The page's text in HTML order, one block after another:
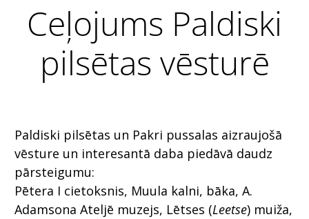
Ceļojums Paldiski
pilsētas vēsturē
Paldiski pilsētas un Pakri pussalas aizraujošā
vēsture un interesantā daba piedāvā daudz
pārsteigumu:
Pētera I cietoksnis, Muula kalni, bāka, A.
Adamsona Ateljē muzejs, Lētses (Leetse) muiža,